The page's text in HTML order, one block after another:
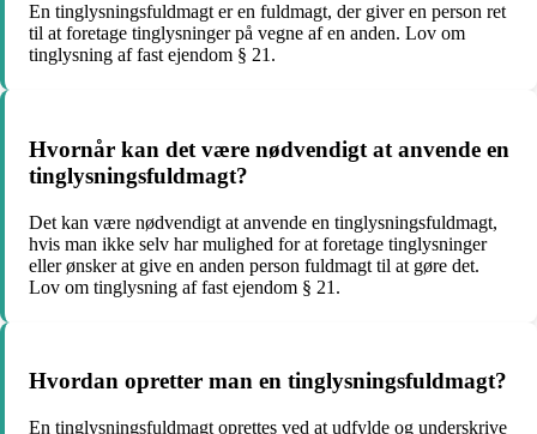
En tinglysningsfuldmagt er en fuldmagt, der giver en person ret
til at foretage tinglysninger på vegne af en anden. Lov om
tinglysning af fast ejendom § 21.
Hvornår kan det være nødvendigt at anvende en
tinglysningsfuldmagt?
Det kan være nødvendigt at anvende en tinglysningsfuldmagt,
hvis man ikke selv har mulighed for at foretage tinglysninger
eller ønsker at give en anden person fuldmagt til at gøre det.
Lov om tinglysning af fast ejendom § 21.
Hvordan opretter man en tinglysningsfuldmagt?
En tinglysningsfuldmagt oprettes ved at udfylde og underskrive